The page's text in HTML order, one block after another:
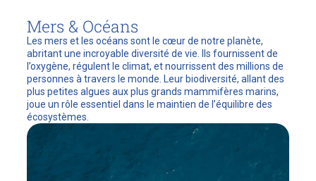
Mers & Océans
Les mers et les océans sont le cœur de notre planète,
abritant une incroyable diversité de vie. Ils fournissent de
l’oxygène, régulent le climat, et nourrissent des millions de
personnes à travers le monde. Leur biodiversité, allant des
plus petites algues aux plus grands mammifères marins,
joue un rôle essentiel dans le maintien de l’équilibre des
écosystèmes.